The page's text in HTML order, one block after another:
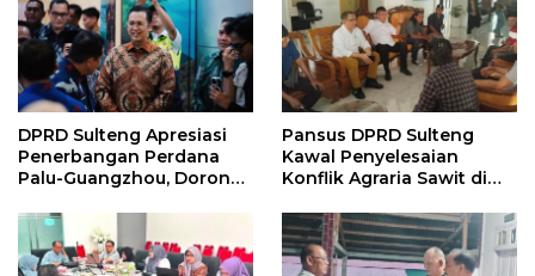
DPRD Sulteng Apresiasi
Penerbangan Perdana
Palu-Guangzhou, Dorong
Pansus DPRD Sulteng
Kawal Penyelesaian
Konflik Agraria Sawit di